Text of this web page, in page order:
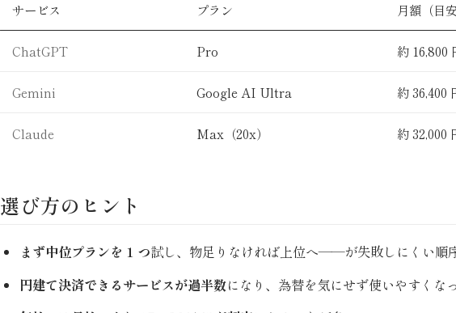
サービス プラン 月額（目安
ChatGPT Pro 約 16,800
Gemini Google AI Ultra 約 36,400
Claude Max（20x） 約 32,000
選び方のヒント
まず中位プランを 1 つ試し、物足りなければ上位へ——が失敗しにくい順
円建て決済できるサービスが過半数になり、為替を気にせず使いやすくな